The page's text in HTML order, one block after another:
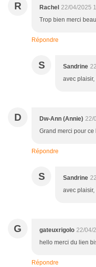
R Rachel 22/04/2025
Trop bien merci
Répondre
S Sandrine
avec
D Dw-Ann (Annie) 22/
Grand merci pour
Répondre
S Sandrine
avec
G gateuxrigolo 22/04/
hello merci du lien
Répondre